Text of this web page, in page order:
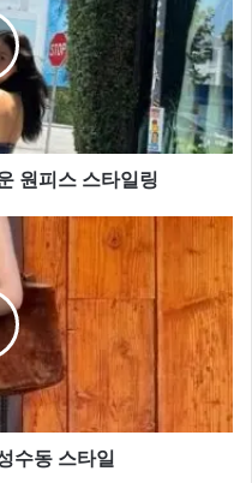
원피스 스타일링
수동 스타일